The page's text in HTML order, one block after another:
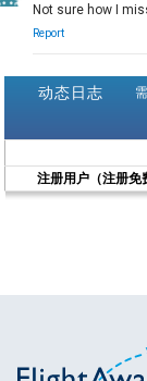
Not sure how I
Report
动态日志
注册用户（注册免